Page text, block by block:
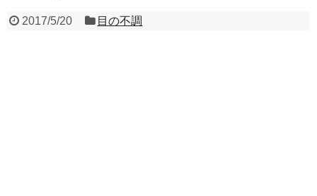
2017/5/20 目の不調
食事・食べ物